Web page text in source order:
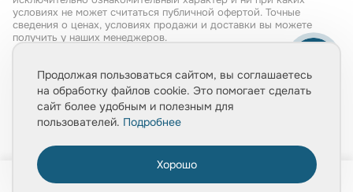
условиях не может считаться публичной офертой. Точные
сведения о ценах, условиях продажи и доставки вы можете
получить у наших менеджеров.
Обработка персональных данных
Политика конфиденциальности
Продолжая пользоваться сайтом, вы соглашаетесь
на обработку файлов cookie. Это помогает сделать
сайт более удобным и полезным для
пользователей. Подробнее
Хорошо